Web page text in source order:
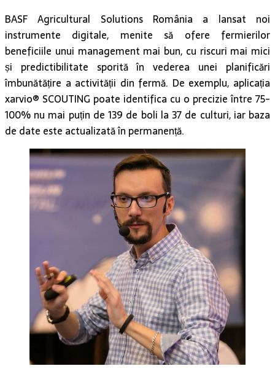
BASF Agricultural Solutions România a lansat noi
instrumente digitale, menite să ofere fermierilor
beneficiile unui management mai bun, cu riscuri mai mici
și predictibilitate sporită în vederea unei planificări
îmbunătățire a activității din fermă. De exemplu, aplicația
xarvio® SCOUTING poate identifica cu o precizie între 75-
100% nu mai puțin de 139 de boli la 37 de culturi, iar baza
de date este actualizată în permanență.